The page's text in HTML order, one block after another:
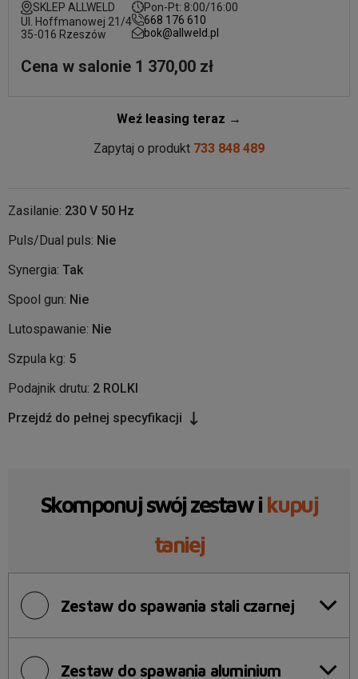
Zasilanie: 230 V 50 Hz
Puls/Dual puls: Nie
Synergia: Tak
Spool gun: Nie
Lutospawanie: Nie
Szpula kg: 5
Podajnik drutu: 2 ROLKI
Przejdź do pełnej specyfikacji
SKLEP ALLWELD
Ul. Hoffmanowej 21/4
35-016 Rzeszów
Pon-Pt: 8:00/16:00
668 176 610
bok@allweld.pl
Cena w salonie 1 370,00 zł
Weź leasing teraz →
Zapytaj o produkt 733 848 489
Skomponuj swój zestaw i kupuj
taniej
Zestaw do spawania stali czarnej
Zestaw do spawania aluminium